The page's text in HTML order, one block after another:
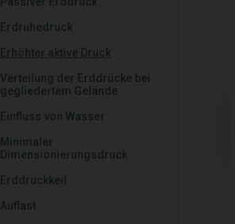
Erdruhedruck
Erhöhter aktive Druck
Verteilung der Erddrücke bei
gegliedertem Gelände
Einfluss von Wasser
Minimaler
Dimensionierungsdruck
Erddruckkeil
Auflast